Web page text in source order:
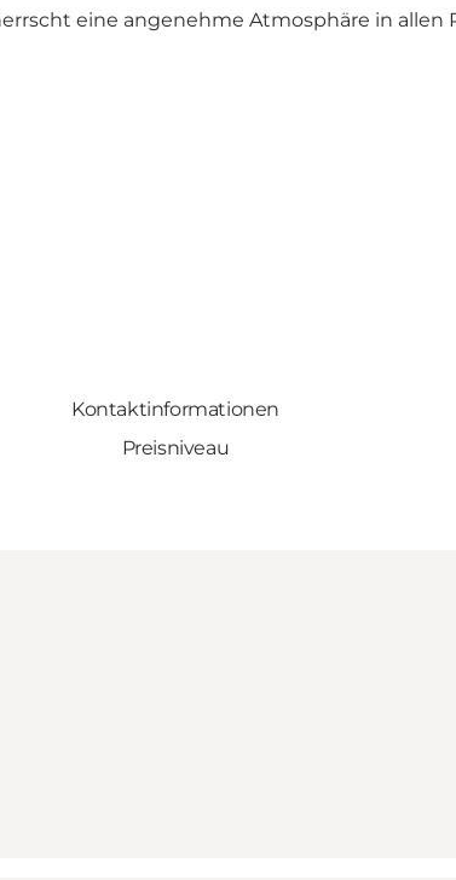
eine angenehme Atmosphäre in allen
Kontaktinformationen
Preisniveau